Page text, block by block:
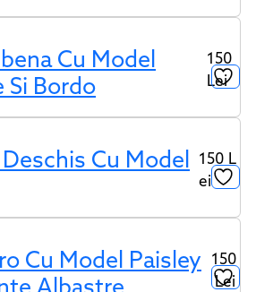
Cu Model
Si Bordo
150
Lei
Cu Model
150 L
Ei
Cu Model Paisley
150
Lei